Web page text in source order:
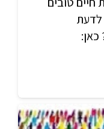
לדעת
כאן: